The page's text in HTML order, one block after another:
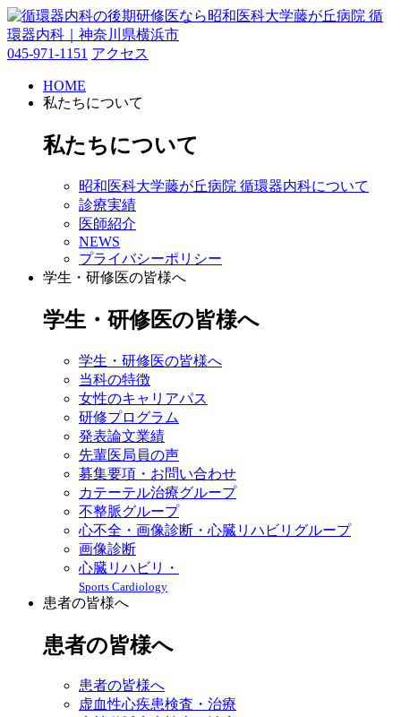
045-971-1151 アクセス
HOME
私たちについて
私たちについて
昭和医科大学藤が丘病院 循環器内科について
診療実績
医師紹介
NEWS
プライバシーポリシー
学生・研修医の皆様へ
学生・研修医の皆様へ
学生・研修医の皆様へ
当科の特徴
女性のキャリアパス
研修プログラム
発表論文業績
先輩医局員の声
募集要項・お問い合わせ
カテーテル治療グループ
不整脈グループ
心不全・画像診断・心臓リハビリグループ
画像診断
心臓リハビリ・
Sports Cardiology
患者の皆様へ
患者の皆様へ
患者の皆様へ
虚血性心疾患検査・治療